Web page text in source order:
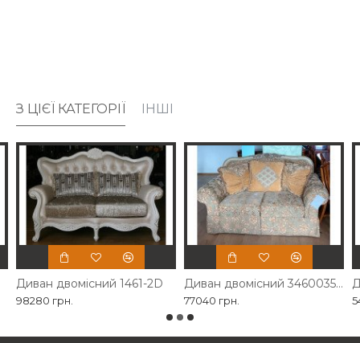
З ЦІЄЇ КАТЕГОРІЇ ІНШІ
Диван двомісний 1461-2D
98280 грн.
Диван двомісний 3460035 Ashley
77040 грн.